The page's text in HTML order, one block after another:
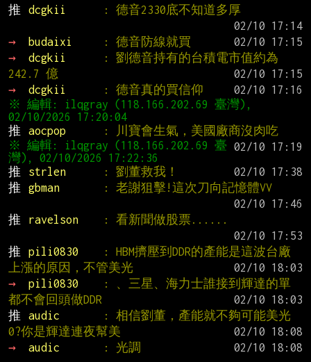
推
dcgkii
: 德音2330底不知道多厚
→
budaixi : 德音防線就買
→
dcgkii
: 劉德音持有的台積電市值約為
242.7 億
→
dcgkii : 德音真的買信仰
※ 編輯: ilqgray (118.166.202.69 臺灣),
推
aocpop
: 川寶會生氣，美國廠商沒肉吃
※ 編輯: ilqgray (118.166.202.69 臺
推
strlen : 劉董救我！
推
gbman
: 老謝狙擊!這次刀向記憶體VV
推
ravelson
: 看新聞做股票......
推
pili0830
: HBM擠壓到DDR的產能是這波台廠
上漲的原因，不管美光
→
pili0830
: 、三星、海力士誰接到輝達的單
都不會回頭做DDR
推
audic
: 相信劉董，產能就不夠可能美光
0?你是輝達連夜幫美
→
audic : 光調